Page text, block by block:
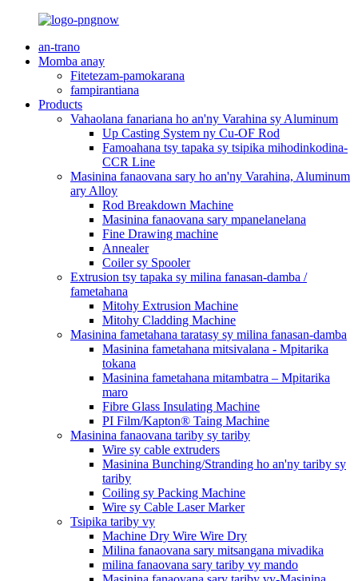
an-trano
Momba anay
Fitetezam-pamokarana
fampirantiana
Products
Vahaolana fanariana ho an'ny Varahina sy Aluminum
Up Casting System ny Cu-OF Rod
Famoahana tsy tapaka sy tsipika mihodinkodina-
CCR Line
Masinina fanaovana sary ho an'ny Varahina, Aluminum
ary Alloy
Rod Breakdown Machine
Masinina fanaovana sary mpanelanelana
Fine Drawing machine
Annealer
Coiler sy Spooler
Extrusion tsy tapaka sy milina fanasan-damba /
fametahana
Mitohy Extrusion Machine
Mitohy Cladding Machine
Masinina fametahana taratasy sy milina fanasan-damba
Masinina fametahana mitsivalana - Mpitarika
tokana
Masinina fametahana mitambatra – Mpitarika
maro
Fibre Glass Insulating Machine
PI Film/Kapton® Taing Machine
Masinina fanaovana tariby sy tariby
Wire sy cable extruders
Masinina Bunching/Stranding ho an'ny tariby sy
tariby
Coiling sy Packing Machine
Wire sy Cable Laser Marker
Tsipika tariby vy
Machine Dry Wire Wire Dry
Milina fanaovana sary mitsangana mivadika
milina fanaovana sary tariby vy mando